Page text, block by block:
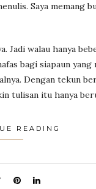
Saya memang
Jadi walau hanya
bagi siapaun yang
Dengan tekun
tulisan itu hanya
READING